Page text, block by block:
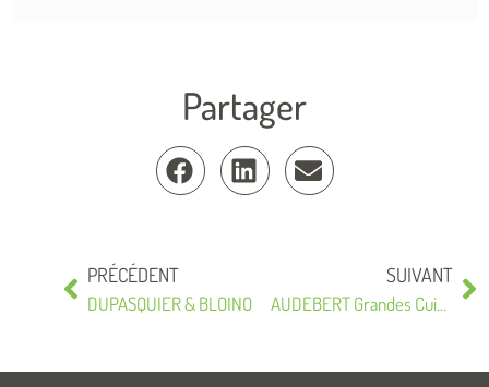
Partager
PRÉCÉDENT
DUPASQUIER & BLOINO
SUIVANT
AUDEBERT Grandes Cuisines